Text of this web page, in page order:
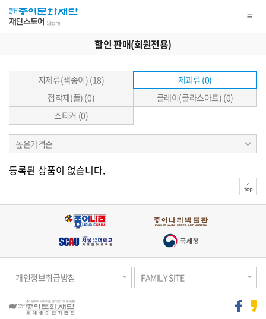
할인 판매(회원전용)
지제류(색종이) (18)
제과류 (0)
접착제(풀) (0)
클레이(클라스아트) (0)
스티커 (0)
상
품
정
렬
높은가격순
등록된 상품이 없습니다.
개인정보취급방침 FAMILY SITE
top